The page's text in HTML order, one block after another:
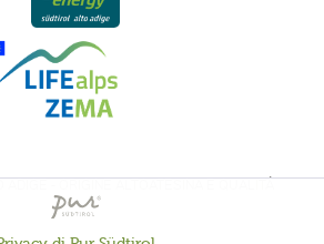
ADIGE - ORIGINE ALTOATESINA E QUALITÁ
CONTROLLATA